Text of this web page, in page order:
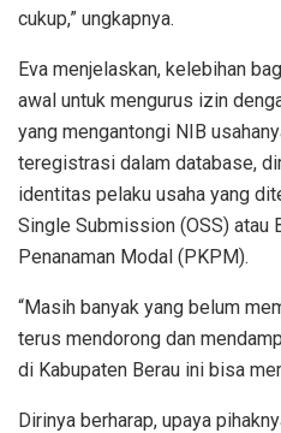
cukup,” ungkapnya.
Eva menjelaskan, kelebihan
awal untuk mengurus izin
yang mengantongi NIB
teregistrasi dalam database,
identitas pelaku usaha yang
Single Submission (OSS) atau
Penanaman Modal (PKPM).
“Masih banyak yang belum
terus mendorong dan
di Kabupaten Berau ini bisa
Dirinya berharap, upaya